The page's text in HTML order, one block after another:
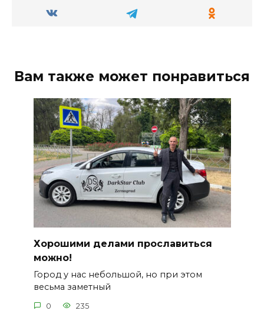
Вам также может понравиться
Хорошими делами прославиться
можно!
Город у нас небольшой, но при этом
весьма заметный
0 235